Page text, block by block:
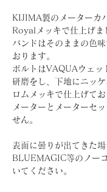
KIJIMA製のメーターカ
Royalメッキで仕上げま
バンドはそのままの色
おります。
ボルトはVAQUAウェッ
研磨をし、下地にニッ
ロムメッキで仕上げてお
メーターとメーターセ
せん。
表面に曇りが出てきた場
BLUEMAGIC等のノー
いてください。